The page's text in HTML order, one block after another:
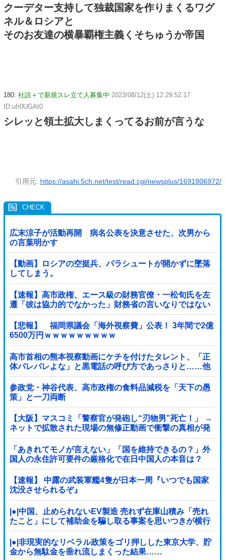
クーデター支持して独裁国家を作りまくるワグ
ネル＆ロシアと
そのお友達の横暴覇権主義くそちゅうか帝国
180: 社説＋で新規スレ立て人募集中 2023/08/12(土) 12:29:52.17
ID:ufr0UGAt0
シレッと領土拡大しまくってるお前が言うな
引用元: https://asahi.5ch.net/test/read.cgi/newsplus/1691806972/
広末涼子が活動再開 病名公表を決意させた、次男から
の言葉明かす
【動画】ロシアの空挺兵、パラシュートが開かずに墜落
してしまう。
【速報】高市政権、エース級の財務官僚・一松旬氏を左
遷「彼は協力的でなかった」財務省の言いなりではない
ことが判明
【悲報】 福岡県議会「海外視察費」公表！ 3年間で2億
6500万円ｗｗｗｗｗｗｗｗｗ
高市首相の熊本視察動画にケチを付けたタレント、「正
体バレバレよな」と黒電話の呼び方であっさりと……他
参政党・神谷代表、高市政権の食料品減税を「天下の愚
策」と一刀両断
【大阪】マスコミ「警察官が発砲し“刃物男”死亡！」 →
ネットで拡散された現場の無修正動画で衝撃の真相が発
覚 → ………
「あきれてモノが言えない」「国を維持できるの？」外
国人の永住許可要件の厳格化で在日中国人の本音は？
【速報】 中露の武装軍艦4隻が日本一周『いつでも国家
沈没させられるぞ』
|●|中国、止められないEV製造 売れず在庫山積み「売れ
たこと」にして補助金を騙し取る事案を思いつきが横行
|●|非現実的なリベラル政策をゴリ押しした東京大学、貯
金から無駄金を垂れ流しまくった結果……